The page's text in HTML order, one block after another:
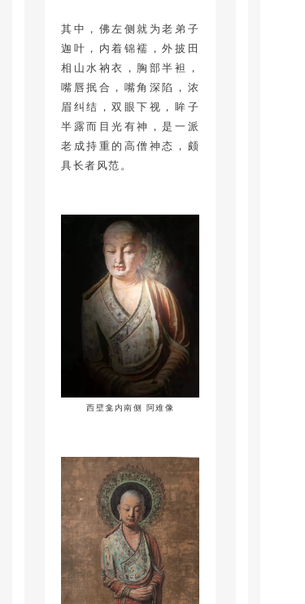
其中，佛左侧就为老弟子
迦叶，内着锦襦，外披田
相山水衲衣，胸部半袒，
嘴唇抿合，嘴角深陷，浓
眉纠结，双眼下视，眸子
半露而目光有神，是一派
老成持重的高僧神态，颇
具长者风范。
西壁龛内南侧 阿难像